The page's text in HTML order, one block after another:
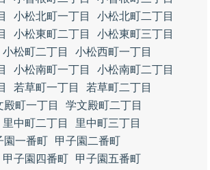
小松北町一丁目
小松北町二丁目
小松東町二丁目
小松東町三丁目
小松町二丁目
小松西町一丁目
小松南町一丁目
小松南町二丁目
若草町一丁目
若草町二丁目
殿町一丁目
学文殿町二丁目
里中町二丁目
里中町三丁目
園一番町
甲子園二番町
甲子園四番町
甲子園五番町